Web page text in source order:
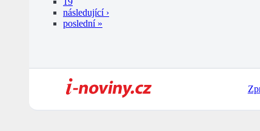
následující ›
poslední »